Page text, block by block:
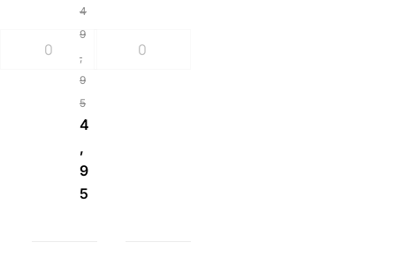
4
9
,
9
5
4
,
9
5